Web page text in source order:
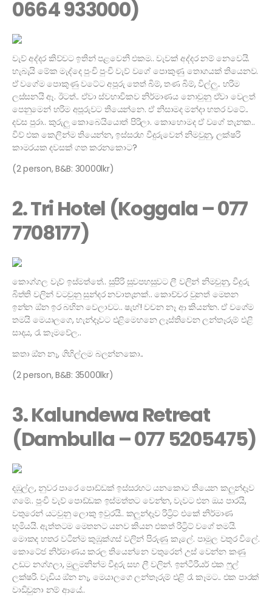
0664 933000)
වැව් අද්දර කිව්වට ඉතින් පළවෙනි එකම.. වැවක් අද්දර නම් නෙවෙයි.
හැබැයි මේක මැද්දෙ පුංචි පුංචි වැව් වගේ පොකුණු තොගයක් තියෙනව.
ඒ වගේම පොකුණු වටේට අපූරු තෙත් බිම්, තණ බිම්, විල්ලු.. හරිම
ලස්සනයි ඈ. ඊටත්.. ඒවා ස්වභාවිකව නිර්මාණය නොවුනු ඒවා වෙලත්
පෙනුමෙන් හරිම අපූරුවට තියෙන්නෙ. ඒ නිසාමද මන්දා හතර වටේ..
දවස පුරා.. කුරුලු කොබෙයියොත් පිරිලා. කොහොමද ඒ වගේ තැනක..
විව් එක කෙලින්ම තියෙන්න, ඉස්සරහ වීදුරුවෙන් නිමවුනු, ලක්ෂරි
කාමරයක දවසක් ගත කරනකොට?
(2 person, B&B: 30000lkr)
2. Tri Hotel (Koggala – 077
7708177)
කොග්ගල වැව් ඉස්මත්තේ.. සුපිරි සුවපහසුවට ලී වලින් නිමවුනු, වීදුරු
බිත්ති වලින් වටවුනු සුන්දර නවාතැනක්.. කොච්චර වුනත් මෙතන
ඉන්න ඔ්න ඉර බහින වෙලාවට.. ෂැහ්! වචන නෑ ආ කියන්න. ඒ වගේම
තමයි මෙයාලගෙ, හැන්දෑවට එළිමෙහනෙ ලෑස්තිවෙන ලන්තෑරුම් එළි
සාදය, රෑ කෑමවේල..
කතා ඔ්න නෑ, ගිහිල්ලම බලන්නකො..
(2 person, B&B: 35000lkr)
3. Kalundewa Retreat
(Dambulla – 077 5205475)
දඹුල්ල, නුවර පාරෙ පොඩ්ඩක් ඉස්සරහට යනකොට තියෙන කලුන්දෑව
ගමේ.. පුංචි වැව් පොඩ්ඩක ඉස්මත්තට වෙන්න, වැවට එන ඔය පාරයි,
වතුරෙන් යටවුනු ලොකු ඉවුරයි.. කලුන්දෑව රිට්‍රිට් එකේ නිර්මාණ
භූමියයි. ඇත්තටම මෙතනට යනව කියන එකත් රිට්‍රිට් වගේ තමයි.
මොකද හතර වටින්ම කුඹුක්ගස් වලින් පිරුණු කැලේ. පාමුල වතුර විලේ.
කොටේජ නිර්මාණය කරල තියෙන්නෙ වතුරෙන් උස් වෙන්න කණු
උඩට නග්ගලා, මුලුමනින්ම වීදුරු සහ ලී වලින්. ඉන්ටීරියර් එක ෆුල්
ලක්ෂරි. වැඩිය ඔ්න නෑ, මෙයාලගෙ ලන්තෑරුම් එළි රෑ කෑමට.. එක පාරක්
වාඩිවුනා නම් ආයේ..